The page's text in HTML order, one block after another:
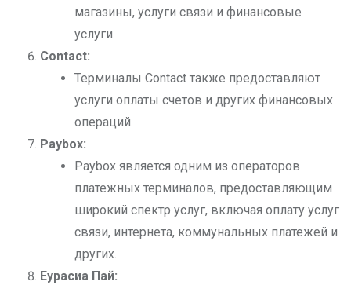
магазины, услуги связи и финансовые
услуги.
Contact:
Терминалы Contact также предоставляют
услуги оплаты счетов и других финансовых
операций.
Paybox:
Paybox является одним из операторов
платежных терминалов, предоставляющим
широкий спектр услуг, включая оплату услуг
связи, интернета, коммунальных платежей и
других.
Еурасиа Пай: